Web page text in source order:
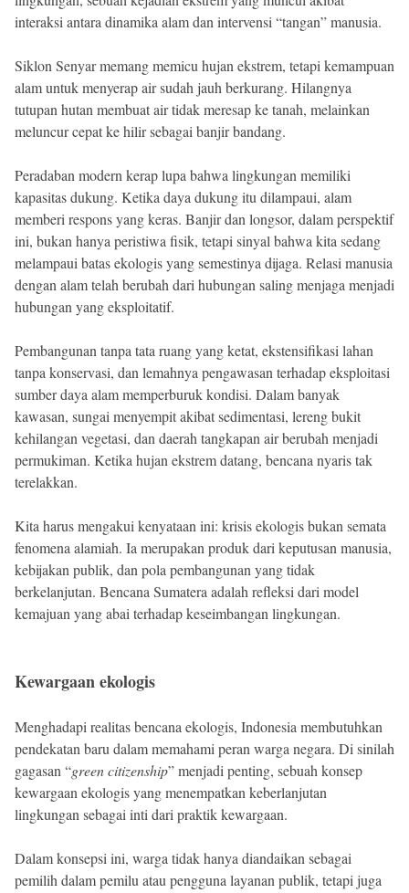
interaksi antara dinamika alam dan intervensi “tangan” manusia.
Siklon Senyar memang memicu hujan ekstrem, tetapi kemampuan
alam untuk menyerap air sudah jauh berkurang. Hilangnya
tutupan hutan membuat air tidak meresap ke tanah, melainkan
meluncur cepat ke hilir sebagai banjir bandang.
Peradaban modern kerap lupa bahwa lingkungan memiliki
kapasitas dukung. Ketika daya dukung itu dilampaui, alam
memberi respons yang keras. Banjir dan longsor, dalam perspektif
ini, bukan hanya peristiwa fisik, tetapi sinyal bahwa kita sedang
melampaui batas ekologis yang semestinya dijaga. Relasi manusia
dengan alam telah berubah dari hubungan saling menjaga menjadi
hubungan yang eksploitatif.
Pembangunan tanpa tata ruang yang ketat, ekstensifikasi lahan
tanpa konservasi, dan lemahnya pengawasan terhadap eksploitasi
sumber daya alam memperburuk kondisi. Dalam banyak
kawasan, sungai menyempit akibat sedimentasi, lereng bukit
kehilangan vegetasi, dan daerah tangkapan air berubah menjadi
permukiman. Ketika hujan ekstrem datang, bencana nyaris tak
terelakkan.
Kita harus mengakui kenyataan ini: krisis ekologis bukan semata
fenomena alamiah. Ia merupakan produk dari keputusan manusia,
kebijakan publik, dan pola pembangunan yang tidak
berkelanjutan. Bencana Sumatera adalah refleksi dari model
kemajuan yang abai terhadap keseimbangan lingkungan.
Kewargaan ekologis
Menghadapi realitas bencana ekologis, Indonesia membutuhkan
pendekatan baru dalam memahami peran warga negara. Di sinilah
gagasan “green citizenship” menjadi penting, sebuah konsep
kewargaan ekologis yang menempatkan keberlanjutan
lingkungan sebagai inti dari praktik kewargaan.
Dalam konsepsi ini, warga tidak hanya diandaikan sebagai
pemilih dalam pemilu atau pengguna layanan publik, tetapi juga